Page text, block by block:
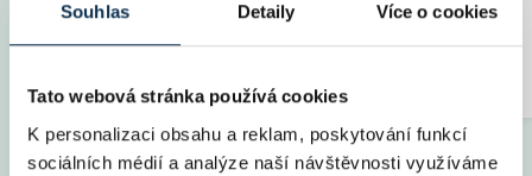
Souhlas Detaily Více o cookies
Tato webová stránka používá cookies
K personalizaci obsahu a reklam, poskytování funkcí
sociálních médií a analýze naší návštěvnosti využíváme
Fixace
LTV
80 %
LTV
Poplatky